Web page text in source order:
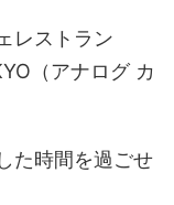
レストラン
（アナログ カ
た時間を過ごせ